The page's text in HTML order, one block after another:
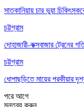
সাতকানিয়ায় চার ভুয়া
চট্টগ্রাম
দোহাজারী-কক্সবাজার ট্রেনের
চট্টগ্রাম
ধোপাছড়িতে মায়ের পরকীয়ার
পরেআগে
মন্তব্য করুন